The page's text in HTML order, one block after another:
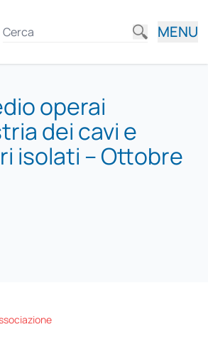
MENU
operai
dei cavi e
isolati – Ottobre